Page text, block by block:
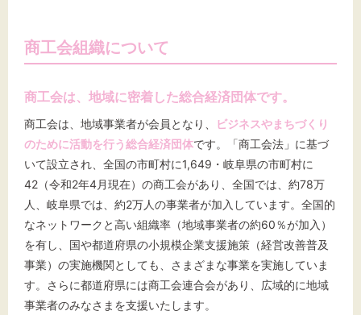
お問い合わせ
文字サイズ
標準 拡大
背景色
黒 白 黄
商工会組織について
商工会は、地域に密着した総合経済団体です。
商工会は、地域事業者が会員となり、
ビジネスやまちづくり
のために活動を行う総合経済団体です。「商工会法」に基づ
いて設立され、全国の市町村に1,649・岐阜県の市町村に
42（令和2年4月現在）の商工会があり、全国では、約78万
人、岐阜県では、約2万人の事業者が加入しています。全国的
なネットワークと高い組織率（地域事業者の約60％が加入）
を有し、国や都道府県の小規模企業支援施策（経営改善普及
事業）の実施機関としても、さまざまな事業を実施していま
す。さらに都道府県には商工会連合会があり、広域的に地域
事業者のみなさまを支援いたします。